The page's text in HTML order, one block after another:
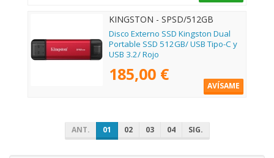
KINGSTON - SPSD/512GB
Disco Externo SSD Kingston Dual
Portable SSD 512GB/ USB Tipo-C y
USB 3.2/ Rojo
185,00 €
AVÍSAME
ANT. 01 02 03 04 SIG.